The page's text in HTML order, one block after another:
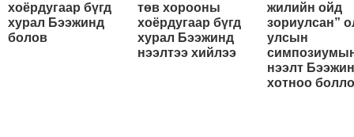
хоёрдугаар бүгд
хурал Бээжинд
болов
төв хорооны
хоёрдугаар бүгд
хурал Бээжинд
нээлтээ хийлээ
жилийн ойд
зориулсан”
улсын
нээлт Бээжин
хотноо